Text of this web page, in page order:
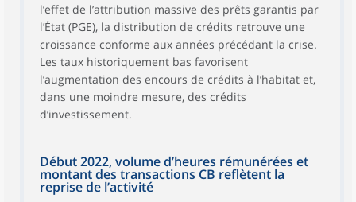
l’effet de l’attribution massive des prêts garantis par
l’État (PGE), la distribution de crédits retrouve une
croissance conforme aux années précédant la crise.
Les taux historiquement bas favorisent
l’augmentation des encours de crédits à l’habitat et,
dans une moindre mesure, des crédits
d’investissement.
Début 2022, volume d’heures rémunérées et
montant des transactions CB reflètent la
reprise de l’activité